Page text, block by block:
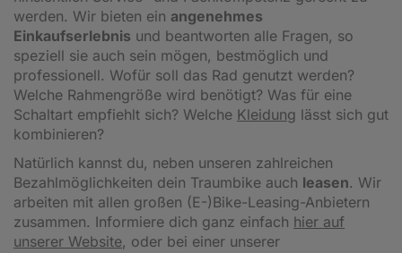
werden. Wir bieten ein angenehmes
Einkaufserlebnis und beantworten alle Fragen, so
speziell sie auch sein mögen, bestmöglich und
professionell. Wofür soll das Rad genutzt werden?
Welche Rahmengröße wird benötigt? Was für eine
Schaltart empfiehlt sich? Welche Kleidung lässt sich gut
kombinieren?
Natürlich kannst du, neben unseren zahlreichen
Bezahlmöglichkeiten dein Traumbike auch leasen. Wir
arbeiten mit allen großen (E-)Bike-Leasing-Anbietern
zusammen. Informiere dich ganz einfach hier auf
unserer Website, oder bei einer unserer